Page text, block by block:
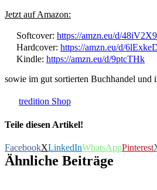
Jetzt auf Amazon:
Softcover: https://amzn.eu/d/48iV2X9
Hardcover: https://amzn.eu/d/
Kindle: https://amzn.eu/d/9ptcTHk
sowie im gut sortierten Buchhandel und
tredition Shop
Teile diesen Artikel!
FacebookXLinkedInWhatsAppPinterest
Ähnliche Beiträge